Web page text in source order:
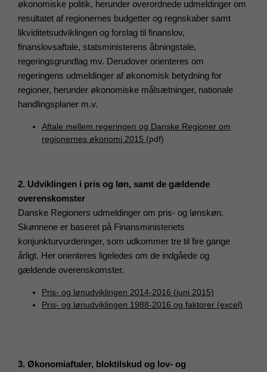
økonomiske politik, herunder overordnede udmeldinger om
resultatet af regionernes budgetter og regnskaber samt
likviditetsudviklingen og forslag til finanslov,
finanslovsaftale, statsministerens åbningstale,
regeringsgrundlag mv. Derudover orienteres om
regeringens udmeldinger af økonomisk betydning for
regioner, herunder økonomiske målsætninger, nationale
handlingsplaner m.v.
Aftale mellem regeringen og Danske Regioner om
regionernes økonomi 2015 (pdf)
2. Udviklingen i pris og løn, samt de gældende
overenskomster
Danske Regioners udmeldinger om pris- og lønskøn.
Skønnene er baseret på Finansministeriets
konjunkturvurderinger, som udkommer tre til fire gange
årligt. Her orienteres ligeledes om de indgåede og
gældende overenskomster.
Pris- og lønudviklingen 2014-2016 (juni 2015)
Pris- og lønudviklingen 1988-2016 og faktorer (excel)
3. Økonomiaftaler, bloktilskud og lov- og